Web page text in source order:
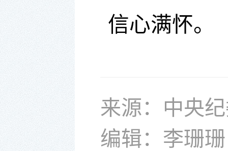
信心满怀。
来源：中央
编辑：李珊珊